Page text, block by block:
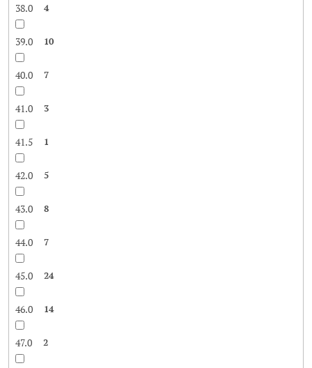
38.0 4
39.0 10
40.0 7
41.0 3
41.5 1
42.0 5
43.0 8
44.0 7
45.0 24
46.0 14
47.0 2